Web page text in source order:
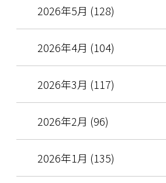
2026年5月 (128)
2026年4月 (104)
2026年3月 (117)
2026年2月 (96)
2026年1月 (135)